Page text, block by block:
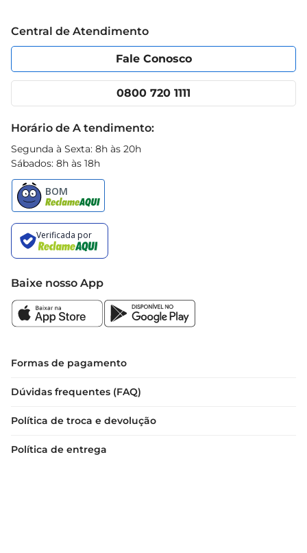
Política de Privacidade
Portal do fornecedor
Cencosud Media
Código de Ética
App Prezunic
Central de Atendimento
Fale Conosco
0800 720 1111
Horário de A tendimento:
Segunda à Sexta: 8h às 20h
Sábados: 8h às 18h
Baixe nosso App
Formas de pagamento
Dúvidas frequentes (FAQ)
Política de troca e devolução
Política de entrega